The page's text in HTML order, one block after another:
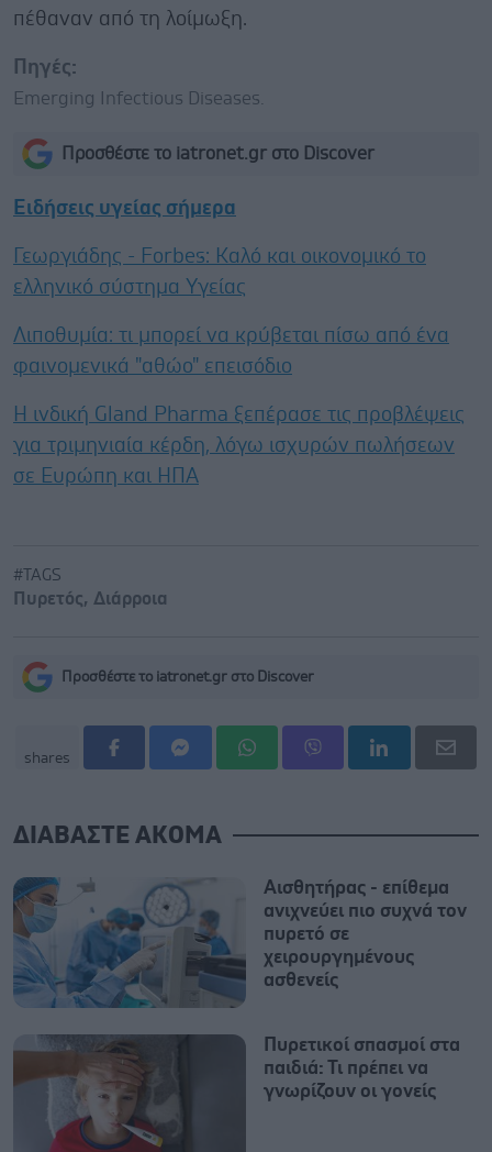
πέθαναν από τη λοίμωξη.
Πηγές:
Emerging Infectious Diseases.
Προσθέστε το iatronet.gr στο Discover
Ειδήσεις υγείας σήμερα
Γεωργιάδης - Forbes: Καλό και οικονομικό το
ελληνικό σύστημα Υγείας
Λιποθυμία: τι μπορεί να κρύβεται πίσω από ένα
φαινομενικά "αθώο" επεισόδιο
Η ινδική Gland Pharma ξεπέρασε τις προβλέψεις
για τριμηνιαία κέρδη, λόγω ισχυρών πωλήσεων
σε Ευρώπη και ΗΠΑ
#TAGS
Πυρετός, Διάρροια
Προσθέστε το iatronet.gr στο Discover
shares
ΔΙΑΒΑΣΤΕ ΑΚΟΜΑ
Αισθητήρας - επίθεμα
ανιχνεύει πιο συχνά τον
πυρετό σε
χειρουργημένους
ασθενείς
Πυρετικοί σπασμοί στα
παιδιά: Τι πρέπει να
γνωρίζουν οι γονείς